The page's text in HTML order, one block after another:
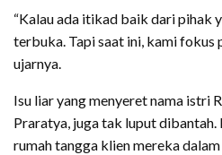
“Kalau ada itikad baik dari pihak
terbuka. Tapi saat ini, kami fokus
ujarnya.
Isu liar yang menyeret nama istri
Praratya, juga tak luput dibantah.
rumah tangga klien mereka